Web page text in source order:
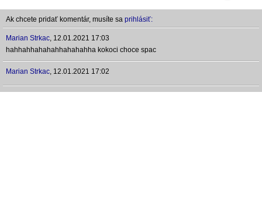
Ak chcete pridať komentár, musíte sa prihlásiť:
Marian Strkac, 12.01.2021 17:03
hahhahhahahahhahahahha kokoci choce spac
Marian Strkac, 12.01.2021 17:02